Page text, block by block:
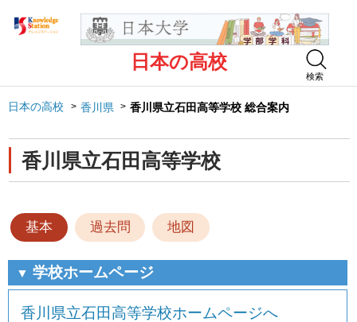
日本の高校
検索
日本の高校 香川県 香川県立石田高等学校 総合案内
香川県立石田高等学校
基本 過去問 地図
▼ 学校ホームページ
香川県立石田高等学校ホームページへ